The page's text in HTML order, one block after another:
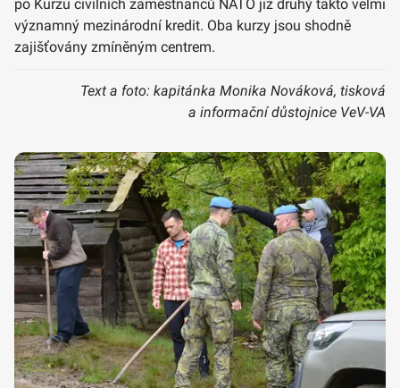
po Kurzu civilních zaměstnanců NATO již druhý takto velmi
významný mezinárodní kredit. Oba kurzy jsou shodně
zajišťovány zmíněným centrem.
Text a foto: kapitánka Monika Nováková, tisková
a informační důstojnice VeV-VA